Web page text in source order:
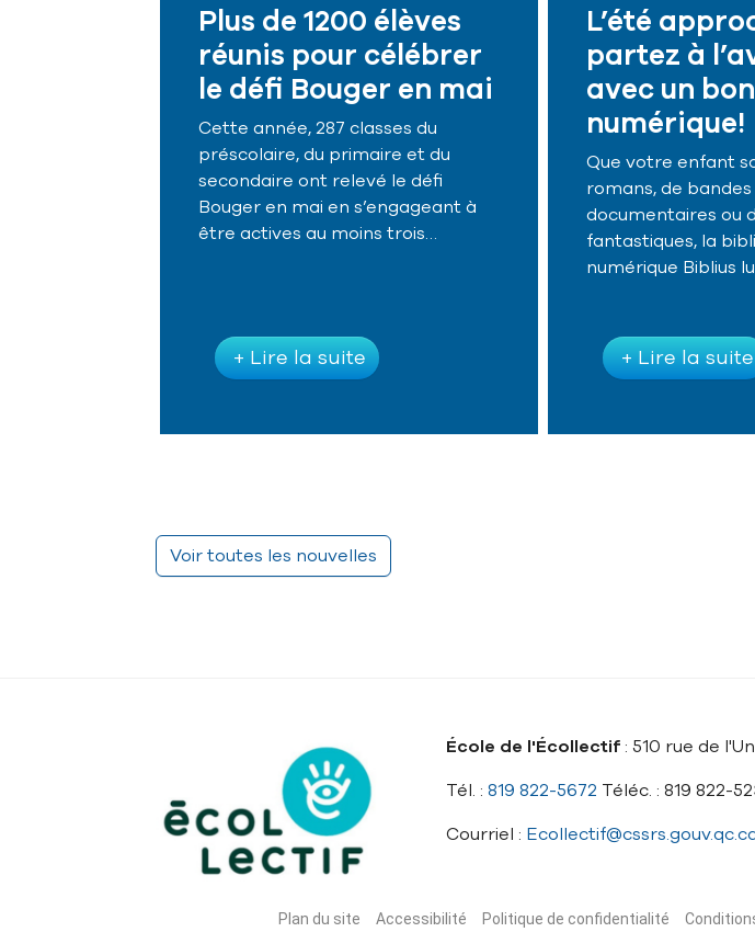
Plus de 1200 élèves
réunis pour célébrer
le défi Bouger en mai
Cette année, 287 classes du
préscolaire, du primaire et du
secondaire ont relevé le défi
Bouger en mai en s’engageant à
être actives au moins trois…
+ Lire la suite
L’été
partez à
avec un
numérique!
Que votre enfant
romans, de bandes
documentaires ou
fantastiques, la
numérique Biblius
+ Lire la suite
Voir toutes les nouvelles
École de l'Écollectif : 510 rue de
Tél. : 819 822-5672 Téléc. : 819 822-
Courriel :
Plan du site Accessibilité Politique de confidentialité